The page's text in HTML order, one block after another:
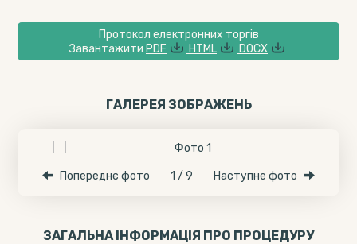
Протокол електронних торгів
Завантажити PDF HTML DOCX
ГАЛЕРЕЯ ЗОБРАЖЕНЬ
Попереднє фото 1 / 9 Наступне фото
ЗАГАЛЬНА ІНФОРМАЦІЯ ПРО ПРОЦЕДУРУ